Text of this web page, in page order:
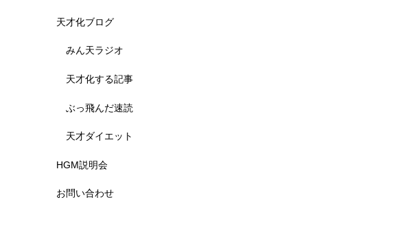
天才化ブログ
みん天ラジオ
天才化する記事
ぶっ飛んだ速読
天才ダイエット
HGM説明会
お問い合わせ